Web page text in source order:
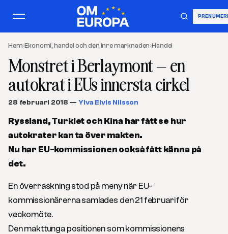
Hem›Ekonomi, handel och den inre marknaden›Handel
Monstret i Berlaymont – en
autokrat i EUs innersta cirkel
28 februari 2018 — Ylva Elvis Nilsson
Ryssland, Turkiet och Kina har fått se hur
autokrater kan ta över makten.
Nu har EU-kommissionen också fått känna på
det.
En överraskning stod på meny när EU-
kommissionärerna samlades den 21 februari för
veckomöte.
Den makttunga positionen som kommissionens